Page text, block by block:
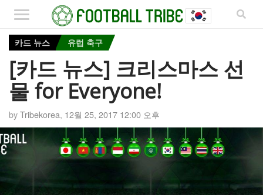
카드 뉴스 유럽 축구
[카드 뉴스] 크리스마스 선
물 for Everyone!
byTribekorea, 12월 25, 2017 12:00 오후